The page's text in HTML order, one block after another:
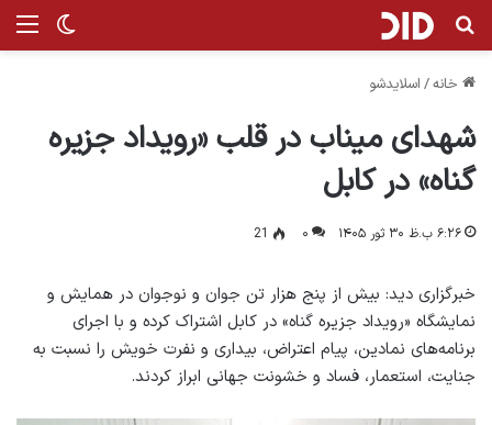
تغییر جستجو برای
خانه/ اسلایدشو
شهدای میناب در قلب «رویداد جزیره
گناه» در کابل
۶:۲۶ ب.ظ ۳۰ ثور ۱۴۰۵ ۰ 21
خبرگزاری دید: بیش از پنج هزار تن جوان و نوجوان در همایش و
نمایشگاه «رویداد جزیره گناه» در کابل اشتراک کرده و با اجرای
برنامه‌های نمادین، پیام اعتراض، بیداری و نفرت خویش را نسبت به
جنایت، استعمار، فساد و خشونت جهانی ابراز کردند.